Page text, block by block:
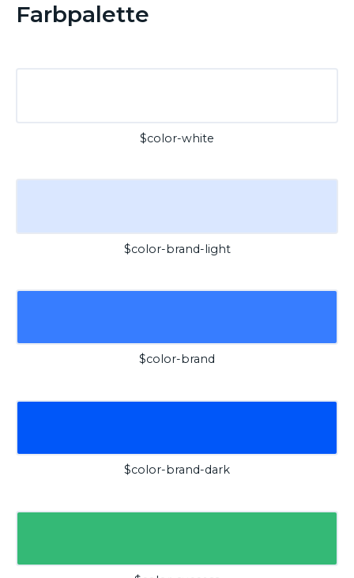
Farbpalette
$color-white
$color-brand-light
$color-brand
$color-brand-dark